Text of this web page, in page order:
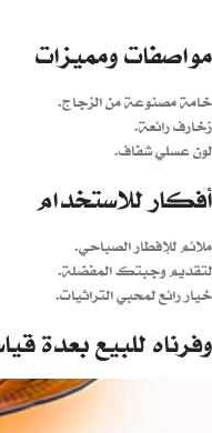
مواصفات ومميزات
خامة مصنوعة من الزجاج.
زخارف رائعة.
لون عسلي شفاف.
أفكار للاستخدام
ملائم للإفطار الصباحي.
لتقديم وجبتك المفضلة.
خيار رائع لمحبي التراثيات.
وفرناه للبيع بعدة